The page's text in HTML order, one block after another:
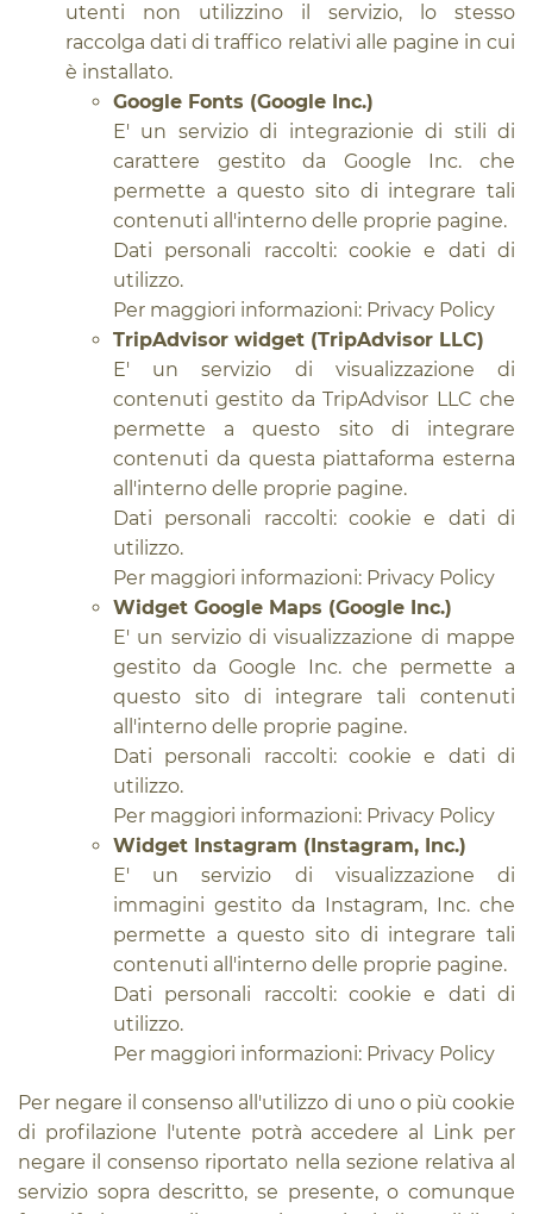
utenti non utilizzino il servizio, lo stesso
raccolga dati di traffico relativi alle pagine in cui
è installato.
Google Fonts (Google Inc.)
E' un servizio di integrazionie di stili di
carattere gestito da Google Inc. che
permette a questo sito di integrare tali
contenuti all'interno delle proprie pagine.
Dati personali raccolti: cookie e dati di
utilizzo.
Per maggiori informazioni: Privacy Policy
TripAdvisor widget (TripAdvisor LLC)
E' un servizio di visualizzazione di
contenuti gestito da TripAdvisor LLC che
permette a questo sito di integrare
contenuti da questa piattaforma esterna
all'interno delle proprie pagine.
Dati personali raccolti: cookie e dati di
utilizzo.
Per maggiori informazioni: Privacy Policy
Widget Google Maps (Google Inc.)
E' un servizio di visualizzazione di mappe
gestito da Google Inc. che permette a
questo sito di integrare tali contenuti
all'interno delle proprie pagine.
Dati personali raccolti: cookie e dati di
utilizzo.
Per maggiori informazioni: Privacy Policy
Widget Instagram (Instagram, Inc.)
E' un servizio di visualizzazione di
immagini gestito da Instagram, Inc. che
permette a questo sito di integrare tali
contenuti all'interno delle proprie pagine.
Dati personali raccolti: cookie e dati di
utilizzo.
Per maggiori informazioni: Privacy Policy
Per negare il consenso all'utilizzo di uno o più cookie
di profilazione l'utente potrà accedere al Link per
negare il consenso riportato nella sezione relativa al
servizio sopra descritto, se presente, o comunque